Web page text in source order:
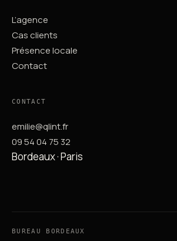
L’agence
Cas clients
Présence locale
Contact
CONTACT
emilie@qlint.fr
09 54 04 75 32
Bordeaux · Paris
BUREAU BORDEAUX